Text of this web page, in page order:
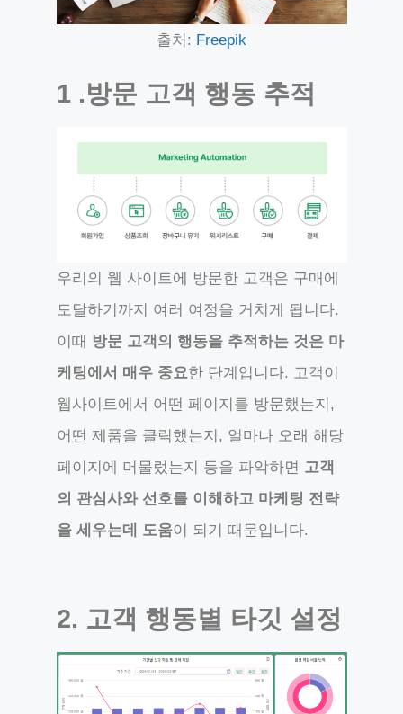
출처: Freepik
1 .방문 고객 행동 추적
우리의 웹 사이트에 방문한 고객은 구매에
도달하기까지 여러 여정을 거치게 됩니다.
이때 방문 고객의 행동을 추적하는 것은 마
케팅에서 매우 중요한 단계입니다. 고객이
웹사이트에서 어떤 페이지를 방문했는지,
어떤 제품을 클릭했는지, 얼마나 오래 해당
페이지에 머물렀는지 등을 파악하면 고객
의 관심사와 선호를 이해하고 마케팅 전략
을 세우는데 도움이 되기 때문입니다.
2. 고객 행동별 타깃 설정